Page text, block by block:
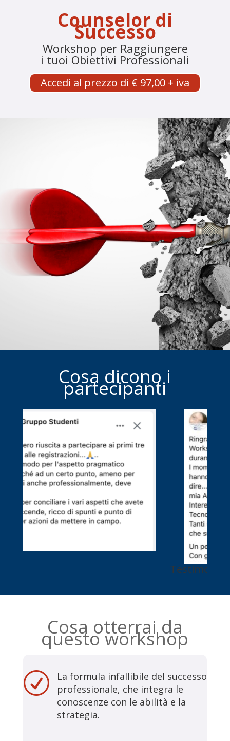
Counselor di
Successo
Workshop per Raggiungere
i tuoi Obiettivi Professionali
Accedi al prezzo di € 97,00 + iva
Cosa dicono i
partecipanti
Cosa otterrai da
questo workshop
R
La formula infallibile del successo
professionale, che integra le
conoscenze con le abilità e la
strategia.